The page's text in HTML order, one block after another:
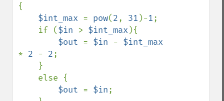
{
$int_max = pow(2, 31 )-1;
    if (
$in > $int_max ){
$out = $in -
* 2 - 2;
$out = $in;